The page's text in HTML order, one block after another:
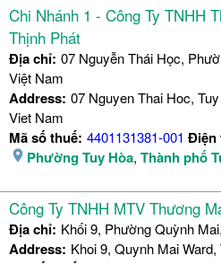
Chi Nhánh 1 - Công Ty TNHH
Thịnh Phát
Địa chỉ: 07 Nguyễn Thái Học,
Việt Nam
Address: 07 Nguyen Thai Hoc,
Viet Nam
Mã số thuế: 4401131381-001 Điện
Phường Tuy Hòa, Thành phố
Công Ty TNHH MTV Thương
Địa chỉ: Khối 9, Phường Quỳnh
Address: Khoi 9, Quynh Mai